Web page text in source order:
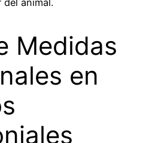
Medidas
en